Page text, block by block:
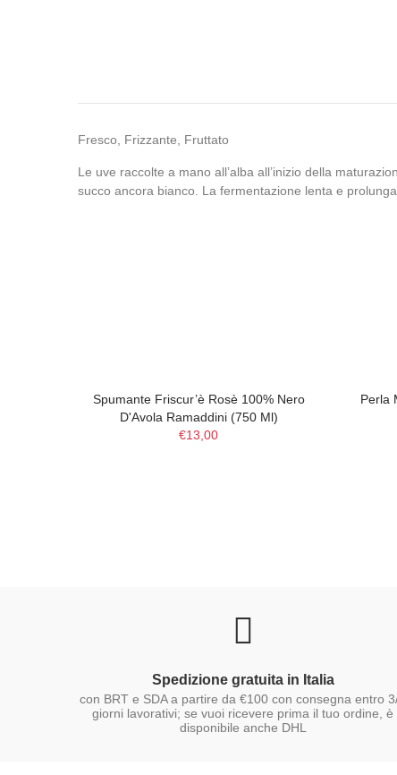
Fresco, Frizzante, Fruttato
Le uve raccolte a mano all’alba all’inizio della
succo ancora bianco. La fermentazione lenta e
Spumante Friscur’è Rosè 100% Nero
D'Avola Ramaddini (750 Ml)
€13,00
Perla
Spedizione gratuita in Italia
con BRT e SDA a partire da €100 con consegna entro
giorni lavorativi; se vuoi ricevere prima il tuo ordine, è
disponibile anche DHL